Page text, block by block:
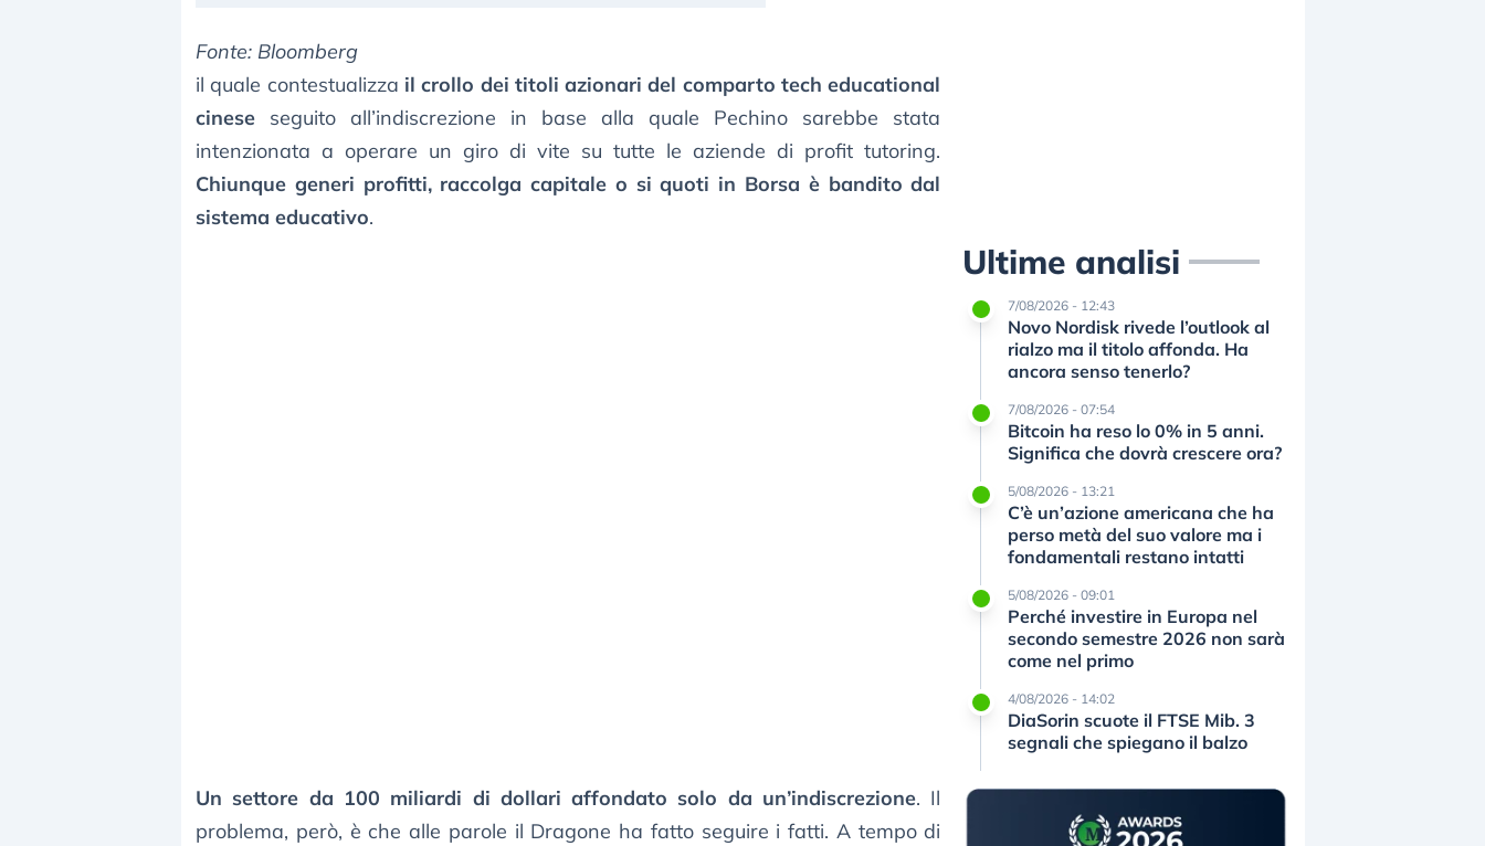
Fonte: Bloomberg
il quale contestualizza il crollo dei titoli azionari del comparto tech educational
cinese seguito all’indiscrezione in base alla quale Pechino sarebbe stata
intenzionata a operare un giro di vite su tutte le aziende di profit tutoring.
Chiunque generi profitti, raccolga capitale o si quoti in Borsa è bandito dal
sistema educativo.
Un settore da 100 miliardi di dollari affondato solo da un’indiscrezione. Il
problema, però, è che alle parole il Dragone ha fatto seguire i fatti. A tempo di
Ultime analisi
7/08/2026 - 12:43
Novo Nordisk rivede l’outlook al
rialzo ma il titolo affonda. Ha
ancora senso tenerlo?
7/08/2026 - 07:54
Bitcoin ha reso lo 0% in 5 anni.
Significa che dovrà crescere ora?
5/08/2026 - 13:21
C’è un’azione americana che ha
perso metà del suo valore ma i
fondamentali restano intatti
5/08/2026 - 09:01
Perché investire in Europa nel
secondo semestre 2026 non sarà
come nel primo
4/08/2026 - 14:02
DiaSorin scuote il FTSE Mib. 3
segnali che spiegano il balzo